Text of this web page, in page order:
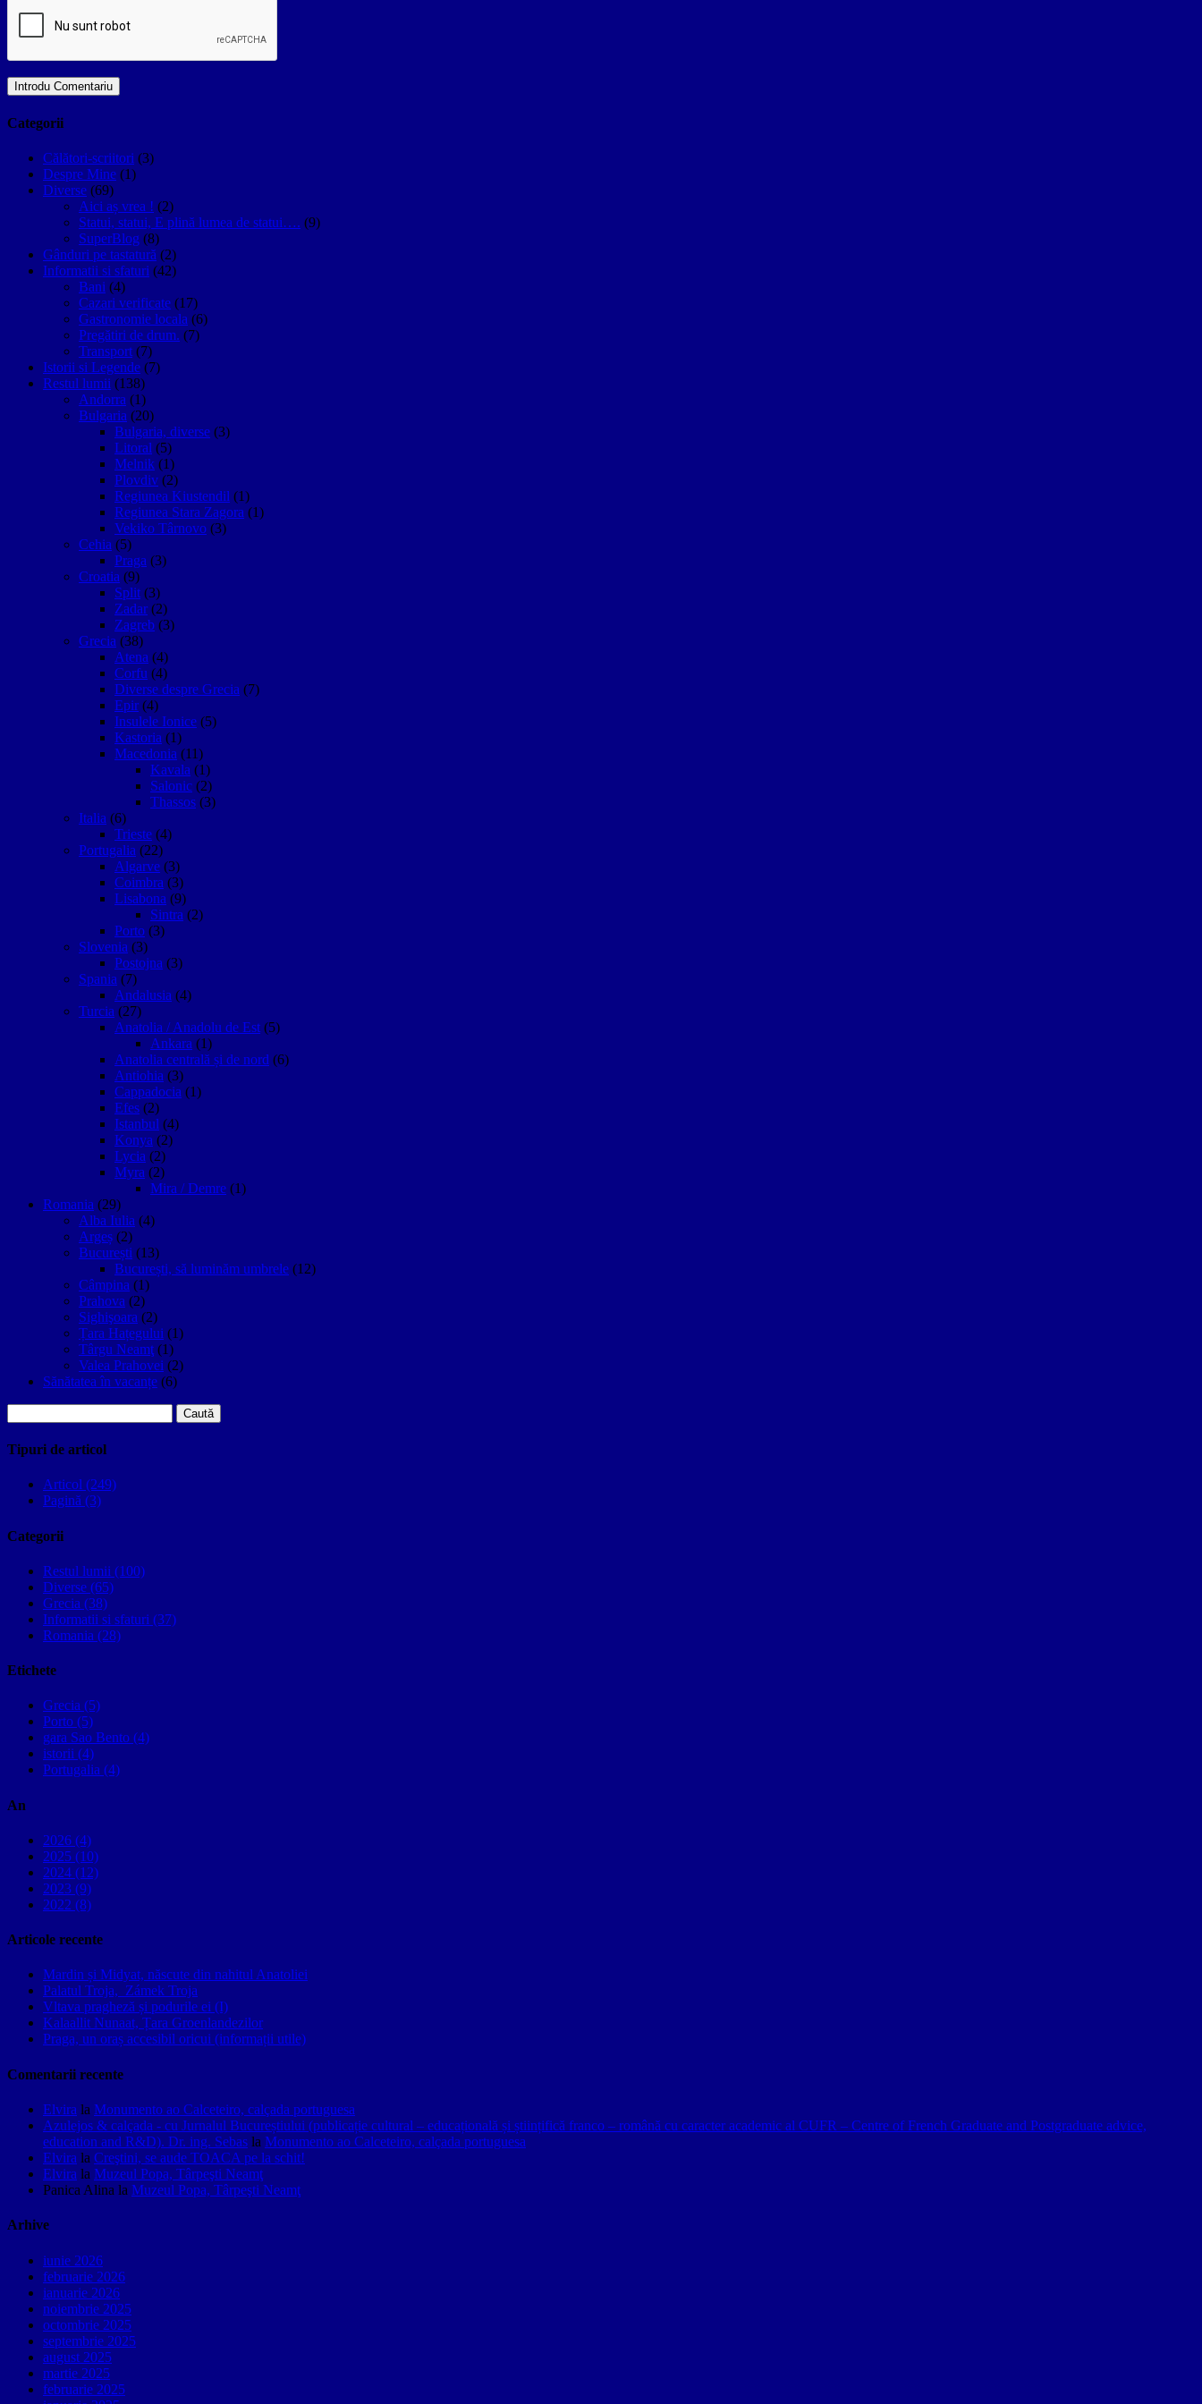
Categorii
Călători-scriitori (3)
Despre Mine (1)
Diverse (69)
Aici aș vrea ! (2)
Statui, statui, E plină lumea de statui…. (9)
SuperBlog (8)
Gânduri pe tastatură (2)
Informatii si sfaturi (42)
Bani (4)
Cazari verificate (17)
Gastronomie locala (6)
Pregătiri de drum. (7)
Transport (7)
Istorii si Legende (7)
Restul lumii (138)
Andorra (1)
Bulgaria (20)
Bulgaria, diverse (3)
Litoral (5)
Melnik (1)
Plovdiv (2)
Regiunea Kiustendil (1)
Regiunea Stara Zagora (1)
Vekiko Târnovo (3)
Cehia (5)
Praga (3)
Croatia (9)
Split (3)
Zadar (2)
Zagreb (3)
Grecia (38)
Atena (4)
Corfu (4)
Diverse despre Grecia (7)
Epir (4)
Insulele Ionice (5)
Kastoria (1)
Macedonia (11)
Kavala (1)
Salonic (2)
Thassos (3)
Italia (6)
Trieste (4)
Portugalia (22)
Algarve (3)
Coimbra (3)
Lisabona (9)
Sintra (2)
Porto (3)
Slovenia (3)
Postojna (3)
Spania (7)
Andalusia (4)
Turcia (27)
Anatolia / Anadolu de Est (5)
Ankara (1)
Anatolia centrală și de nord (6)
Antiohia (3)
Cappadocia (1)
Efes (2)
Istanbul (4)
Konya (2)
Lycia (2)
Myra (2)
Mira / Demre (1)
Romania (29)
Alba Iulia (4)
Argeș (2)
București (13)
București, să luminăm umbrele (12)
Câmpina (1)
Prahova (2)
Sighişoara (2)
Țara Hațegului (1)
Târgu Neamţ (1)
Valea Prahovei (2)
Sănătatea în vacanțe (6)
după:
Tipuri de articol
Articol (249)
Pagină (3)
Categorii
Restul lumii (100)
Diverse (65)
Grecia (38)
Informatii si sfaturi (37)
Romania (28)
Etichete
Grecia (5)
Porto (5)
gara Sao Bento (4)
istorii (4)
Portugalia (4)
An
2026 (4)
2025 (10)
2024 (12)
2023 (9)
2022 (8)
Articole recente
Mardin și Midyat, născute din nahitul Anatoliei
Palatul Troja, Zámek Troja
Vltava pragheză și podurile ei (I)
Kalaallit Nunaat, Țara Groenlandezilor
Praga, un oraș accesibil oricui (informații utile)
Comentarii recente
Elvira la Monumento ao Calceteiro, calçada portuguesa
Azulejos & calçada - cu Jurnalul Bucureștiului (publicație cultural – educațională și științifică franco – română cu caracter academic al CUFR – Centre of French Graduate and Postgraduate advice,
education and R&D). Dr. ing. Sebas la Monumento ao Calceteiro, calçada portuguesa
Elvira la Creştini, se aude TOACA pe la schit!
Elvira la Muzeul Popa, Târpeşti Neamţ
Panica Alina la Muzeul Popa, Târpeşti Neamţ
Arhive
iunie 2026
februarie 2026
ianuarie 2026
noiembrie 2025
octombrie 2025
septembrie 2025
august 2025
martie 2025
februarie 2025